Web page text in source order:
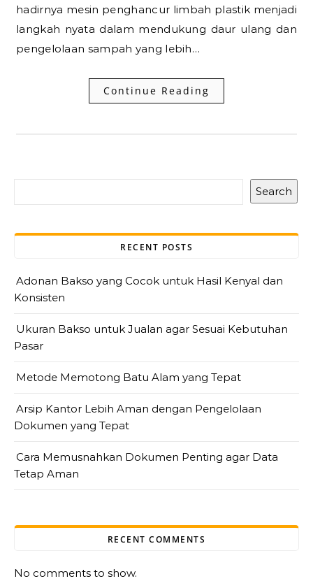
hadirnya mesin penghancur limbah plastik menjadi
langkah nyata dalam mendukung daur ulang dan
pengelolaan sampah yang lebih…
Continue Reading
Search
RECENT POSTS
Adonan Bakso yang Cocok untuk Hasil Kenyal dan
Konsisten
Ukuran Bakso untuk Jualan agar Sesuai Kebutuhan
Pasar
Metode Memotong Batu Alam yang Tepat
Arsip Kantor Lebih Aman dengan Pengelolaan
Dokumen yang Tepat
Cara Memusnahkan Dokumen Penting agar Data
Tetap Aman
RECENT COMMENTS
No comments to show.